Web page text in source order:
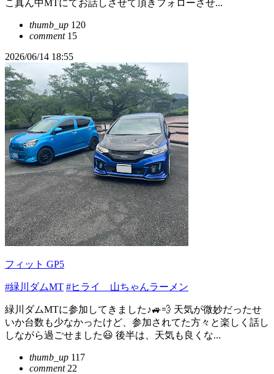
こ真ん中MTにてお話しさせて頂きフォローさせ...
thumb_up 120
comment15
2026/06/14 18:55
フィット GP5
#緑川ダムMT #ヒライ 山ちゃんラーメン
緑川ダムMTに参加してきました♪🚙💨 天気が微妙だったせ
いか台数も少なかったけど、参加されてた方々と楽しく話し
しながら過ごせました😃 後半は、天気も良くな...
thumb_up 117
comment22